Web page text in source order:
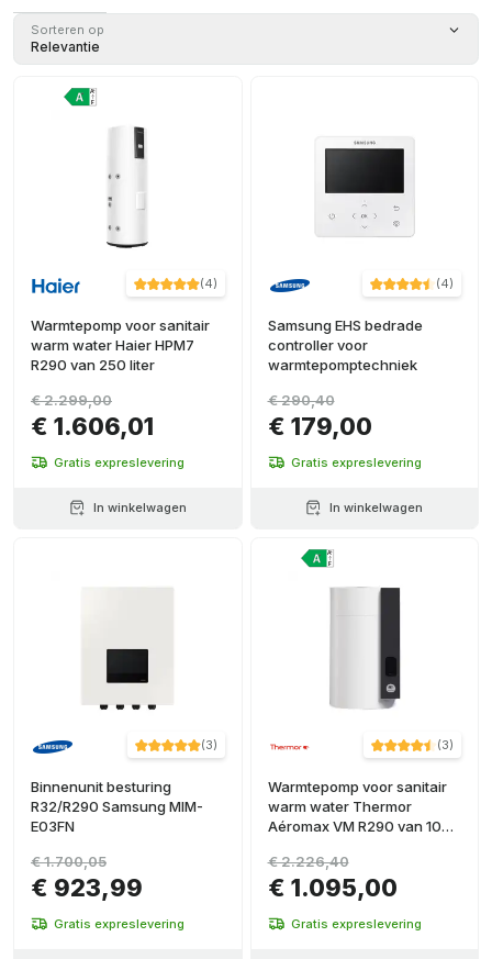
A+ (3)
A+++/A+
A++/A+
(1 )
Taart (1)
Sorteren op
Relevantie
(4)
Warmtepomp voor sanitair
warm water Haier HPM7
R290 van 250 liter
€ 1.606,01
€ 2.299,00
Gratis expreslevering
In winkelwagen
(4)
Samsung EHS bedrade
controller voor
warmtepomptechniek
€ 179,00
€ 290,40
Gratis expreslevering
In winkelwagen
(3)
Binnenunit besturing
R32/R290 Samsung MIM-
E03FN
€ 923,99
€ 1.700,05
Gratis expreslevering
(3)
Warmtepomp voor sanitair
warm water Thermor
Aéromax VM R290 van 100
€ 1.095,00
€ 2.226,40
Gratis expreslevering